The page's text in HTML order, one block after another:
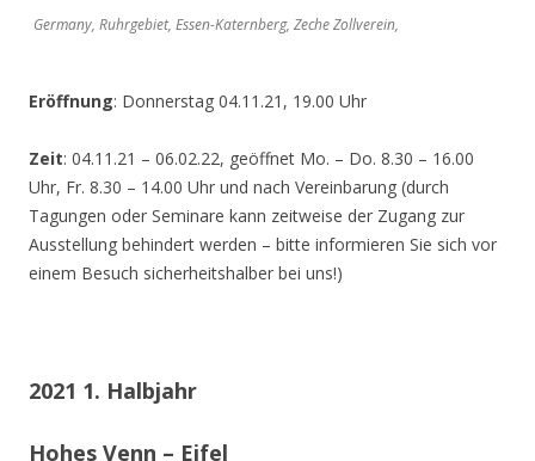
Germany, Ruhrgebiet, Essen-Katernberg, Zeche Zollverein,
Eröffnung: Donnerstag 04.11.21, 19.00 Uhr
Zeit: 04.11.21 – 06.02.22, geöffnet Mo. – Do. 8.30 – 16.00
Uhr, Fr. 8.30 – 14.00 Uhr und nach Vereinbarung (durch
Tagungen oder Seminare kann zeitweise der Zugang zur
Ausstellung behindert werden – bitte informieren Sie sich vor
einem Besuch sicherheitshalber bei uns!)
2021 1. Halbjahr
Hohes Venn – Eifel